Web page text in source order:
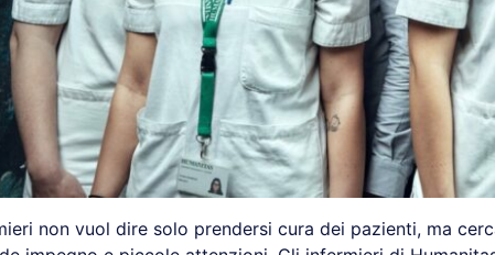
non vuol dire solo prendersi cura dei pazienti, ma